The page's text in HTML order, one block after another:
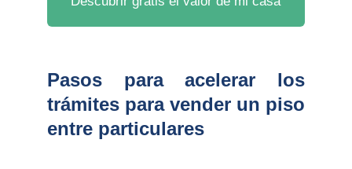
Pasos para acelerar los
trámites para vender un piso
entre particulares